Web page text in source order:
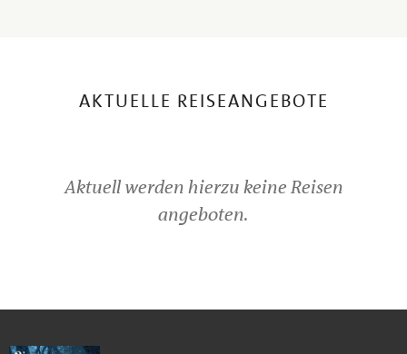
AKTUELLE REISEANGEBOTE
Aktuell werden hierzu keine Reisen
angeboten.